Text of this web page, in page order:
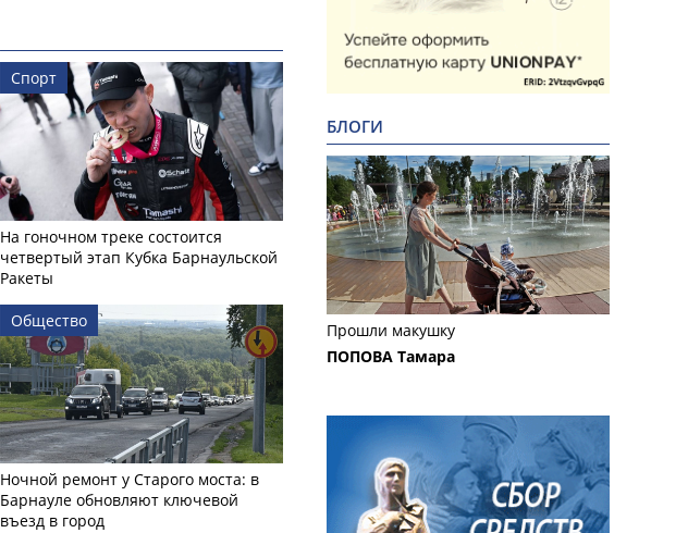
Спорт
На гоночном треке состоится
четвертый этап Кубка Барнаульской
Ракеты
Общество
Ночной ремонт у Старого моста: в
Барнауле обновляют ключевой
въезд в город
БЛОГИ
Прошли макушку
ПОПОВА Тамара